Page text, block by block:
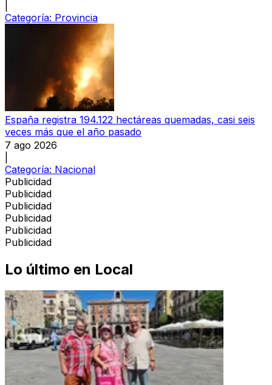
Categoría: Provincia
España registra 194.122 hectáreas quemadas, casi seis
veces más que el año pasado
7 ago 2026
Categoría: Nacional
Publicidad
Publicidad
Publicidad
Publicidad
Publicidad
Publicidad
Lo último en Local